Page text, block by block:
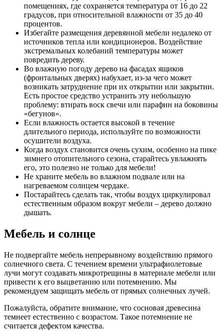
помещениях, где сохраняется температура от 16 до 22
градусов, при относительной влажности от 35 до 40
процентов.
Избегайте размещения деревянной мебели недалеко от
источников тепла или кондиционеров. Воздействие
экстремальных колебаний температуры может
повредить дереву.
Во влажную погоду дерево на фасадах ящиков
(фронтальных дверях) набухает, из-за чего может
возникать затруднение при их открытии или закрытии.
Есть простое средство устранить эту небольшую
проблему: втирать воск свечи или парафин на боковины
«бегунов».
Если влажность остается высокой в течение
длительного периода, используйте по возможности
осушители воздуха.
Когда воздух становится очень сухим, особенно на пике
зимнего отопительного сезона, старайтесь увлажнять
его, это полезно не только для мебели!
Не храните мебель во влажном подвале или на
нагреваемом солнцем чердаке.
Постарайтесь сделать так, чтобы воздух циркулировал
естественным образом вокруг мебели – дерево должно
дышать.
Мебель и солнце
Не подвергайте мебель непрерывному воздействию прямого
солнечного света. С течением времени ультрафиолетовые
лучи могут создавать микротрещины в материале мебели или
привести к его выцветанию или потемнению. Мы
рекомендуем защищать мебель от прямых солнечных лучей.
Пожалуйста, обратите внимание, что сосновая древесина
темнеет естественно с возрастом. Такое потемнение не
считается дефектом качества.